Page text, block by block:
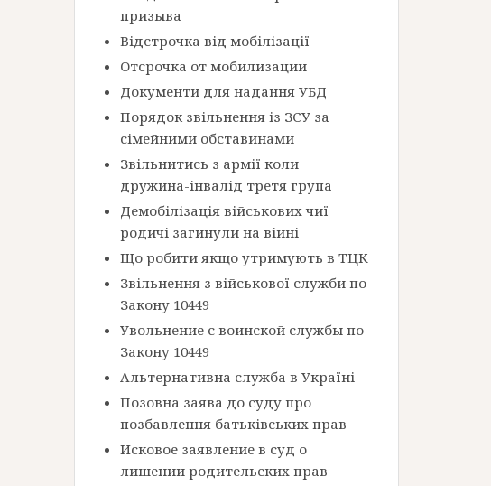
призыва
Відстрочка від мобілізації
Отсрочка от мобилизации
Документи для надання УБД
Порядок звільнення із ЗСУ за
сімейними обставинами
Звільнитись з армії коли
дружина-інвалід третя група
Демобілізація військових чиї
родичі загинули на війні
Що робити якщо утримують в ТЦК
Звільнення з військової служби по
Закону 10449
Увольнение с воинской службы по
Закону 10449
Альтернативна служба в Україні
Позовна заява до суду про
позбавлення батьківських прав
Исковое заявление в суд о
лишении родительских прав